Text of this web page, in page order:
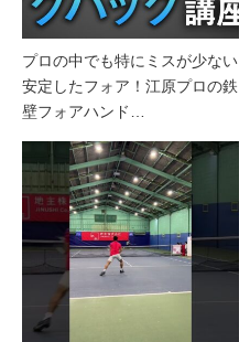
プロの中でも特にミスが少ない
安定したフォア！江原プロの鉄
壁フォアハンド…